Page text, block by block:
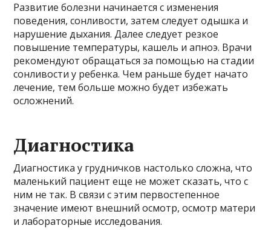
Развитие болезни начинается с изменения
поведения, сонливости, затем следует одышка и
нарушение дыхания. Далее следует резкое
повышение температуры, кашель и апноэ. Врачи
рекомендуют обращаться за помощью на стадии
сонливости у ребенка. Чем раньше будет начато
лечение, тем больше можно будет избежать
осложнений.
Диагностика
Диагностика у грудничков настолько сложна, что
маленький пациент еще не может сказать, что с
ним не так. В связи с этим первостепенное
значение имеют внешний осмотр, осмотр матери
и лабораторные исследования.